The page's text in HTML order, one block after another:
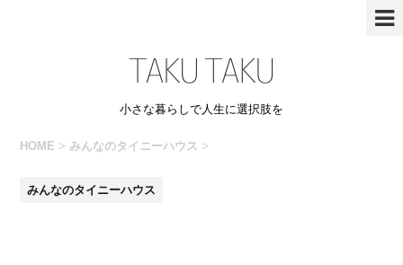
小さな暮らしで人生に選択肢を
HOME > みんなのタイニーハウス >
みんなのタイニーハウス